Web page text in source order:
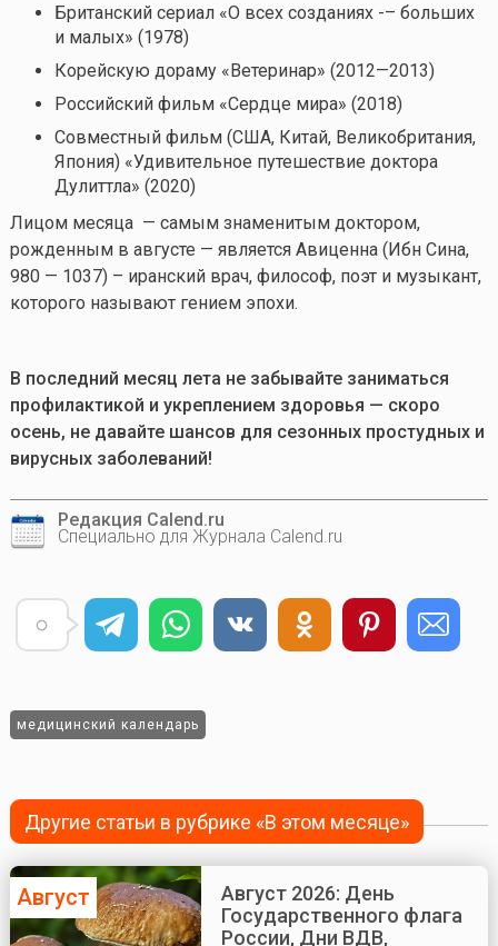
Британский сериал «О всех созданиях -– больших
и малых» (1978)
Корейскую дораму «Ветеринар» (2012—2013)
Российский фильм «Сердце мира» (2018)
Совместный фильм (США, Китай, Великобритания,
Япония) «Удивительное путешествие доктора
Дулиттла» (2020)
Лицом месяца — самым знаменитым доктором,
рожденным в августе — является Авиценна (Ибн Сина,
980 — 1037) – иранский врач, философ, поэт и музыкант,
которого называют гением эпохи.
В последний месяц лета не забывайте заниматься
профилактикой и укреплением здоровья — скоро
осень, не давайте шансов для сезонных простудных и
вирусных заболеваний!
Редакция Calend.ru
Специально для Журнала Calend.ru
медицинский календарь
Другие статьи в рубрике «В этом месяце»
Август
Август 2026: День
Государственного флага
России, Дни ВДВ,